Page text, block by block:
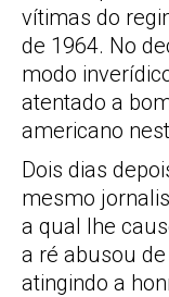
vítimas do
de 1964. No
modo
atentado a
americano
Dois dias
mesmo
a qual lhe
a ré abusou
atingindo a